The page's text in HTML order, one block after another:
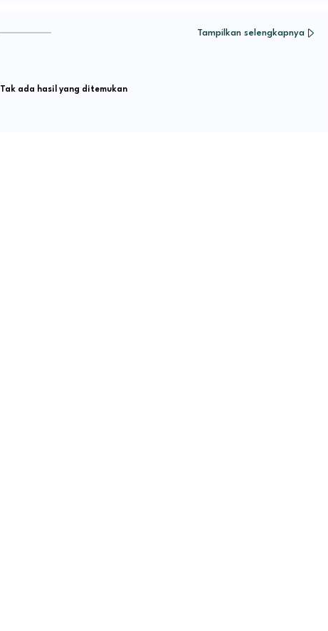
Tampilkan selengkapnya
Tak ada hasil yang ditemukan